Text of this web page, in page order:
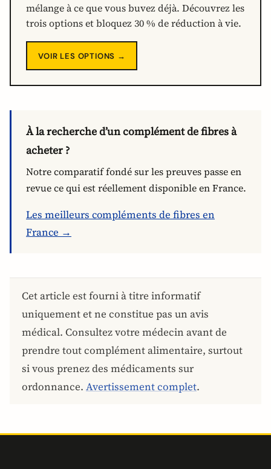
mélange à ce que vous buvez déjà. Découvrez les
trois options et bloquez 30 % de réduction à vie.
VOIR LES OPTIONS →
À la recherche d’un complément de fibres à
acheter ?
Notre comparatif fondé sur les preuves passe en
revue ce qui est réellement disponible en France.
Les meilleurs compléments de fibres en
France →
Cet article est fourni à titre informatif
uniquement et ne constitue pas un avis
médical. Consultez votre médecin avant de
prendre tout complément alimentaire, surtout
si vous prenez des médicaments sur
ordonnance. Avertissement complet.